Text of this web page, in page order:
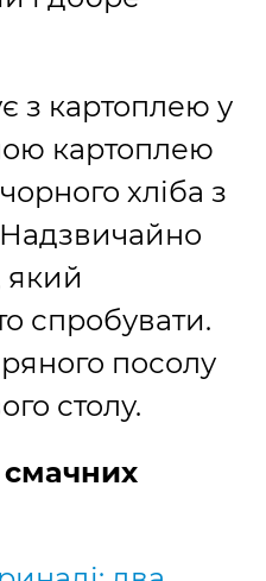
з картоплею у
картоплею
хліба з
який
спробувати.
посолу
столу.
смачних